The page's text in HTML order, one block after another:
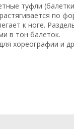
туфли
по
к ноге.
в тон балеток.
хореографии и